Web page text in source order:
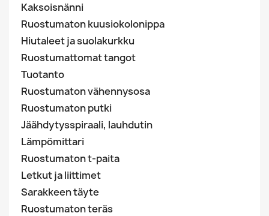
Kaksoisnänni
Ruostumaton kuusiokolonippa
Hiutaleet ja suolakurkku
Ruostumattomat tangot
Tuotanto
Ruostumaton vähennysosa
Ruostumaton putki
Jäähdytysspiraali, lauhdutin
Lämpömittari
Ruostumaton t-paita
Letkut ja liittimet
Sarakkeen täyte
Ruostumaton teräs